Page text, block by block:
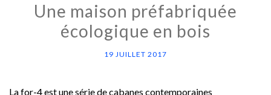
Une maison préfabriquée
écologique en bois
19 JUILLET 2017
La for-4 est une série de cabanes contemporaines